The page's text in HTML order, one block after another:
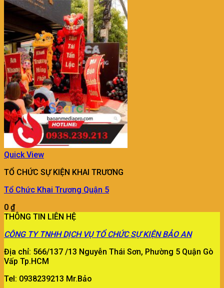
Quick View
TỔ CHỨC SỰ KIỆN KHAI TRƯƠNG
Tổ Chức Khai Trương Quận 5
0 ₫
THÔNG TIN LIÊN HỆ
CÔNG TY TNHH DỊCH VỤ TỔ CHỨC SỰ KIỆN BẢO AN
Địa chỉ: 566/137 /13 Nguyễn Thái Sơn, Phường 5 Quận Gò
Vấp Tp.HCM
Tel: 0938239213 Mr.Bảo